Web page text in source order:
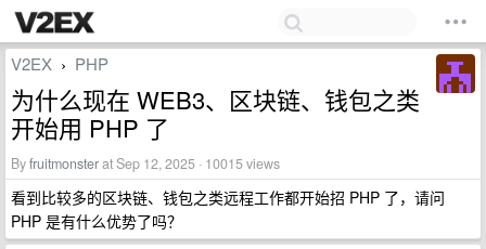
V2EX › PHP
为什么现在 WEB3、区块链、钱包之类
开始用 PHP 了
Byfruitmonsterat Sep 12, 2025 · 10015 views
看到比较多的区块链、钱包之类远程工作都开始招 PHP 了，请问
PHP 是有什么优势了吗？